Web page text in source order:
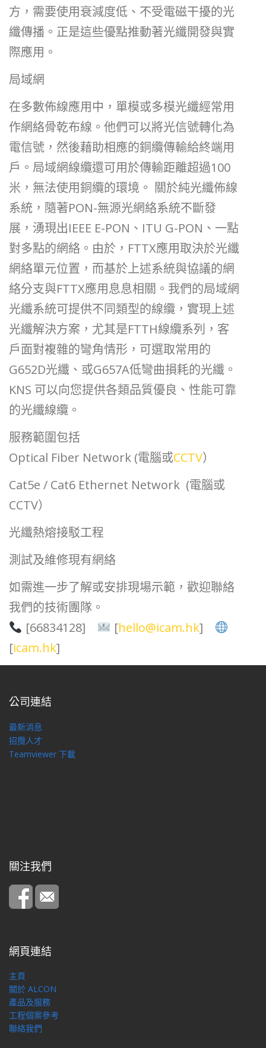
方，需要使用衰減度低、不受電磁干擾的光
纖傳播。正是這些優點推動著光纖開發與實
際應用。
局域網
在多數佈線應用中，單模或多模光纖經常用
作網絡骨乾布線。他們可以將光信號轉化為
電信號，然後藉助相應的銅纜傳輸給終端用
戶。局域網線纜還可用於傳輸距離超過100
米，無法使用銅纜的環境。 關於純光纖佈線
系統，隨著PON-無源光網絡系統不斷發
展，湧現出IEEE E-PON、ITU G-PON、一點
對多點的網絡。由於，FTTX應用取決於光纖
網絡單元位置，而基於上述系統與協議的網
絡分支與FTTX應用息息相關。我們的局域網
光纖系統可提供不同類型的線纜，實現上述
光纖解決方案，尤其是FTTH線纜系列，客
戶面對複雜的彎角情形，可選取常用的
G652D光纖、或G657A低彎曲損耗的光纖。
KNS 可以向您提供各類品質優良、性能可靠
的光纖線纜。
服務範圍包括
Optical Fiber Network (電腦或CCTV）
Cat5e / Cat6 Ethernet Network (電腦或
CCTV）
光纖熱熔接駁工程
測試及維修現有網絡
如需進一步了解或安排現場示範，歡迎聯絡
我們的技術團隊。
[66834128]
[hello@icam.hk]
[icam.hk]
公司連結
最新消息
招攬人才
Teamviewer 下載
關注我們
網頁連結
主頁
關於 ALCON
產品及服務
工程個案參考
聯絡我們